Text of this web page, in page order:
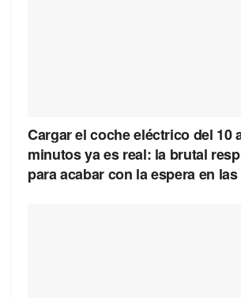
Cargar el coche eléctrico del 10
minutos ya es real: la brutal
para acabar con la espera en